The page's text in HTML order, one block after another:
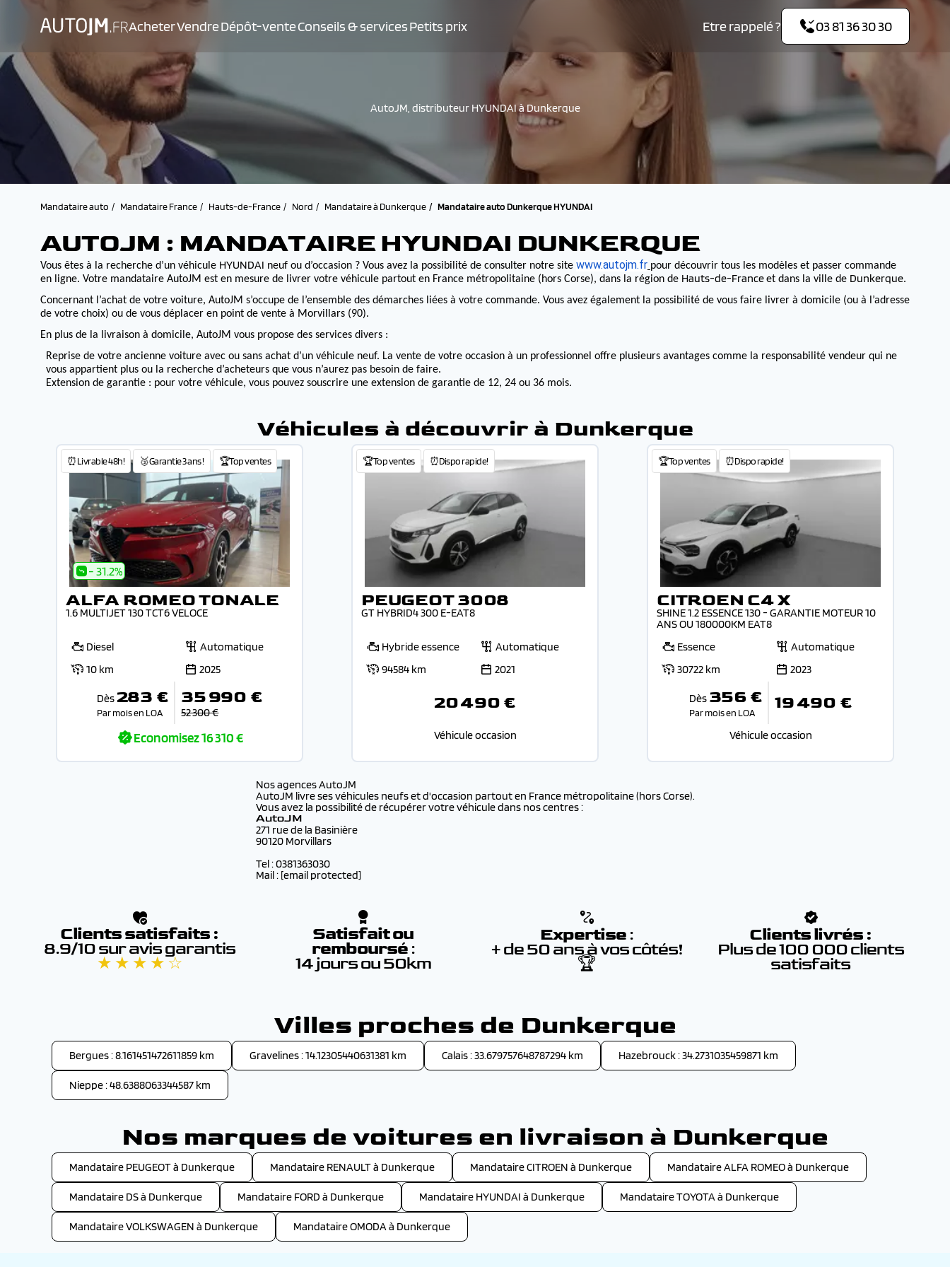
AcheterVendreDépôt-venteConseils & servicesPetits prix Etre rappelé ? 03 81 36 30 30
AutoJM, distributeur HYUNDAI à Dunkerque
Mandataire auto Mandataire France Hauts-de-France Nord Mandataire à Dunkerque Mandataire auto Dunkerque HYUNDAI
AUTOJM : MANDATAIRE HYUNDAI DUNKERQUE
Vous êtes à la recherche d’un véhicule HYUNDAI neuf ou d’occasion ? Vous avez la possibilité de consulter notre site www.autojm.fr pour découvrir tous les modèles et passer commande
en ligne. Votre mandataire AutoJM est en mesure de livrer votre véhicule partout en France métropolitaine (hors Corse), dans la région de Hauts-de-Franceet dans la ville de Dunkerque.
Concernant l’achat de votre voiture, AutoJM s’occupe de l’ensemble des démarches liées à votre commande. Vous avez également la possibilité de vous faire livrer à domicile (ou à l’adresse
de votre choix) ou de vous déplacer en point de vente à Morvillars (90).
En plus de la livraison à domicile, AutoJM vous propose des services divers :
Reprise de votre ancienne voiture avec ou sans achat d’un véhicule neuf. La vente de votre occasion à un professionnel offre plusieurs avantages comme la responsabilité vendeur qui ne
vous appartient plus ou la recherche d’acheteurs que vous n’aurez pas besoin de faire.
Extension de garantie : pour votre véhicule, vous pouvez souscrire une extension de garantie de 12, 24 ou 36 mois.
Véhicules à découvrir à Dunkerque
⏰Livrable 48h! 🥉Garantie 3 ans ! 🏆Top ventes
- 31.2%
ALFA ROMEO TONALE
1.6 MULTIJET 130 TCT6 VELOCE
Diesel
Automatique
10 km
2025
Dès 283 €
Par mois en LOA
35 990 €
52 300 €
Economisez16 310 €
🏆Top ventes ⏰Dispo rapide!
PEUGEOT 3008
GT HYBRID4 300 E-EAT8
Hybride essence
Automatique
94584 km
2021
20 490 €
Véhicule occasion
🏆Top ventes ⏰Dispo rapide!
CITROEN C4 X
SHINE 1.2 ESSENCE 130 - GARANTIE MOTEUR 10
ANS OU 180000KM EAT8
Essence
Automatique
30722 km
2023
Dès 356 €
Par mois en LOA 19 490 €
Véhicule occasion
Nos agences AutoJM
AutoJM livre ses véhicules neufs et d'occasion partout en France métropolitaine (hors Corse).
Vous avez la possibilité de récupérer votre véhicule dans nos centres :
AutoJM
271 rue de la Basinière
90120 Morvillars
Tel : 0381363030
Mail : [email protected]
Clients satisfaits :
8.9/10 sur avis garantis
★ ★ ★ ★ ☆
Satisfait ou
remboursé :
14 jours ou 50km
Expertise :
+ de 50 ans à vos côtés!
🏆
Clients livrés :
Plus de 100 000 clients
satisfaits
Villes proches de Dunkerque
Bergues : 8.161451472611859 km Gravelines : 14.12305440631381 km Calais : 33.679757648787294 km Hazebrouck : 34.2731035459871 km
Nieppe : 48.6388063344587 km
Nos marques de voitures en livraison à Dunkerque
Mandataire PEUGEOT à Dunkerque Mandataire RENAULT à Dunkerque Mandataire CITROEN à Dunkerque Mandataire ALFA ROMEO à Dunkerque
Mandataire DS à Dunkerque Mandataire FORD à Dunkerque Mandataire HYUNDAI à Dunkerque Mandataire TOYOTA à Dunkerque
Mandataire VOLKSWAGEN à Dunkerque Mandataire OMODA à Dunkerque